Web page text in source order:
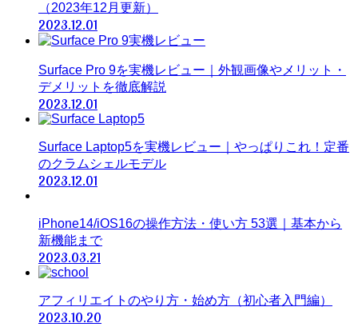
（2023年12月更新）
2023.12.01
Surface Pro 9を実機レビュー｜外観画像やメリット・
デメリットを徹底解説
2023.12.01
Surface Laptop5を実機レビュー｜やっぱりこれ！定番
のクラムシェルモデル
2023.12.01
iPhone14/iOS16の操作方法・使い方 53選｜基本から
新機能まで
2023.03.21
アフィリエイトのやり方・始め方（初心者入門編）
2023.10.20